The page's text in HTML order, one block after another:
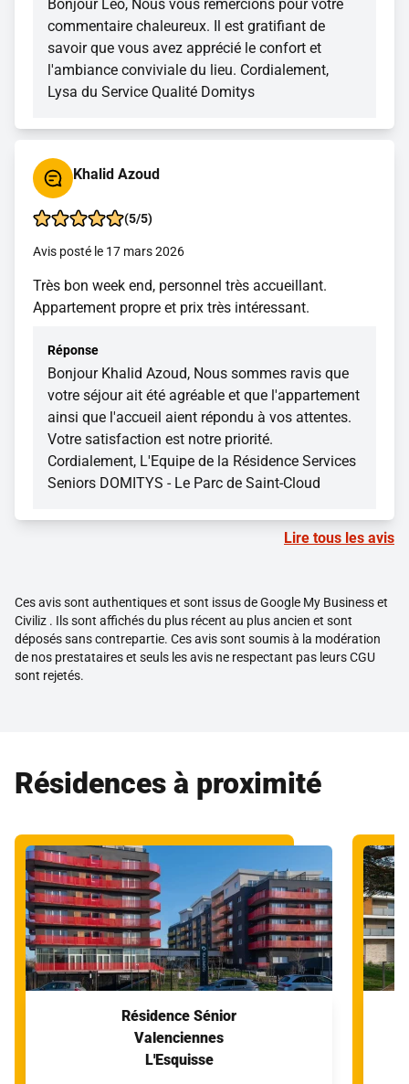
Bonjour Leo, Nous vous remercions pour votre
commentaire chaleureux. Il est gratifiant de
savoir que vous avez apprécié le confort et
l'ambiance conviviale du lieu. Cordialement,
Lysa du Service Qualité Domitys
Khalid Azoud
(5/5)
Avis posté le 17 mars 2026
Très bon week end, personnel très accueillant.
Appartement propre et prix très intéressant.
Réponse
Bonjour Khalid Azoud, Nous sommes ravis que
votre séjour ait été agréable et que l'appartement
ainsi que l'accueil aient répondu à vos attentes.
Votre satisfaction est notre priorité.
Cordialement, L'Equipe de la Résidence Services
Seniors DOMITYS - Le Parc de Saint-Cloud
Lire tous les avis
Ces avis sont authentiques et sont issus de Google My Business et
Civiliz . Ils sont affichés du plus récent au plus ancien et sont
déposés sans contrepartie. Ces avis sont soumis à la modération
de nos prestataires et seuls les avis ne respectant pas leurs CGU
sont rejetés.
Résidences à proximité
Résidence Sénior
Valenciennes
L'Esquisse